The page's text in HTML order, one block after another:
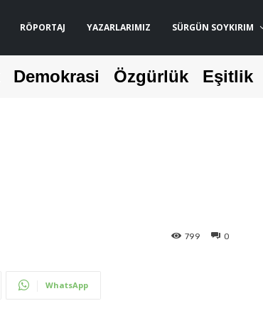
RÖPORTAJ YAZARLARIMIZ SÜRGÜN SOYKIRIM
Demokrasi Özgürlük Eşitlik
0
799
WhatsApp